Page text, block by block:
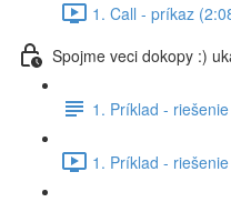
1. Call - príkaz
Spojme veci dokopy :)
1. Príklad -
1. Príklad -